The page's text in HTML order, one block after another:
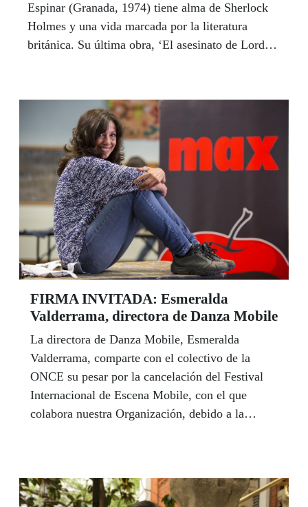
Espinar (Granada, 1974) tiene alma de Sherlock
Holmes y una vida marcada por la literatura
británica. Su última obra, ‘El asesinato de Lord
victoriana. Hijo de varias generaciones de
catedráticos, ha dejado de creer en la Univesidad
como fuente de conocimiento e investigación,
después de doce años como profesor, y se refugia
ahora en el boxeo para huir de la mediocridad.
Espinar es un autor con mayúsculas pero todo un
personaje. Un día se llevó a su mujer, inglesa, al
Mirador de San Nicolás con una venda en los
ojos, esperó a que atardeciera y cuando
iluminaron la Alhambra le pidió que se casara con
para mí”, sostiene el novelista de ‘El peso del
alma’.
FIRMA INVITADA: Esmeralda
Valderrama, directora de Danza Mobile
La directora de Danza Mobile, Esmeralda
Valderrama, comparte con el colectivo de la
ONCE su pesar por la cancelación del Festival
Internacional de Escena Mobile, con el que
colabora nuestra Organización, debido a la
encuentro e interacción.